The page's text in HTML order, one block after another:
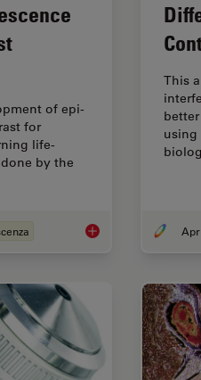
Contrast Imaging
of epi-
for
life-
by the
Epi-Illumination
This
using
Apr